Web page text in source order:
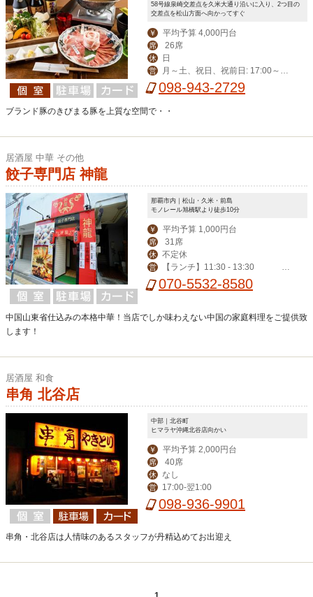
58号線泉崎交差点を久米大通り沿いに入り、2つ目の
交差点を松山方面へ向かってすぐ
￥ 平均予算 4,000円台
席 26席
休 日
営
月～土、祝日、祝前日: 17:00～2
3:00 （料理L.O. 22:00 ドリンクL.O. 2
098-943-2729
ブランド豚のきびまる豚を上質な空間で・・
居酒屋 中華 その他
餃子専門店 神龍
那覇市内｜松山・久米・前島
モノレール旭橋駅より徒歩10分
￥ 平均予算 1,000円台
席 31席
休 不定休
営
【ランチ】11:30 - 13:30
【ディナー】18:00 - 24:00
070-5532-8580
中国山東省仕込みの本格中華！当店でしか味わえない中国の家庭料理をご提供致
します！
居酒屋 和食
串角 北谷店
中部｜北谷町
ヒマラヤ沖縄北谷店向かい
￥ 平均予算 2,000円台
席 40席
休 なし
営 17:00-翌1:00
098-936-9901
串角・北谷店は人情味のあるスタッフが丹精込めてお出迎え